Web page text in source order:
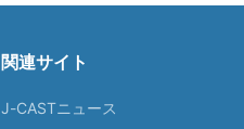
関連サイト
J-CASTニュース